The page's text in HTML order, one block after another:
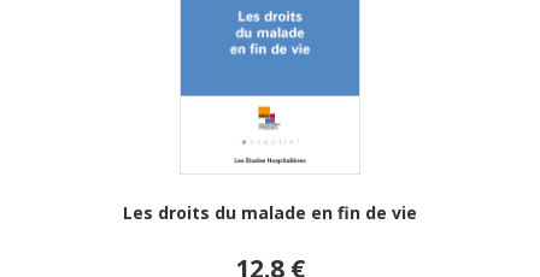
Les droits du malade en fin de vie
12.8 €